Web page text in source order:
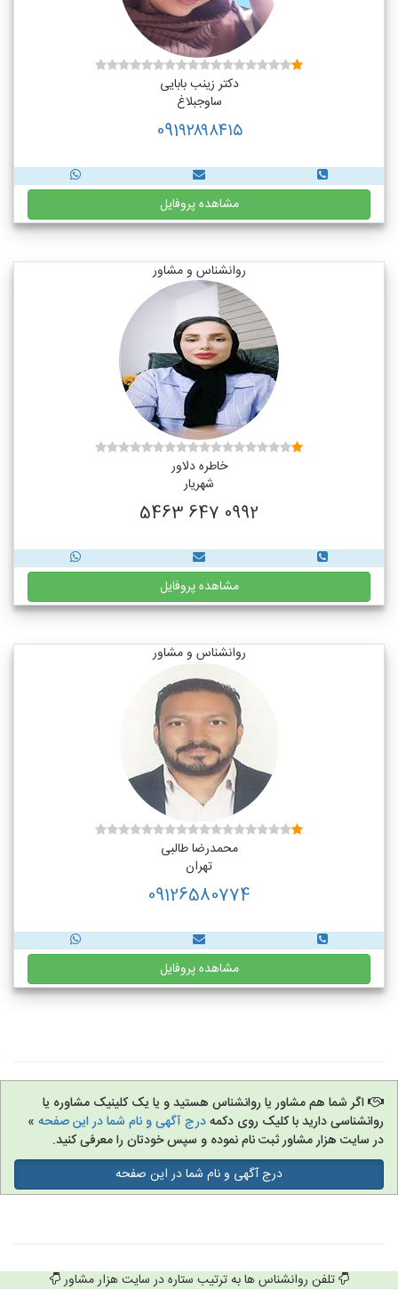
دکتر زینب بابایی
ساوجبلاغ
091۹۲۸۹۸۴۱۵
مشاهده پروفایل
روانشناس و مشاور
خاطره دلاور
شهریار
0992 647 5463
مشاهده پروفایل
روانشناس و مشاور
محمدرضا طالبی
تهران
09126580774
مشاهده پروفایل
اگر شما هم مشاور یا روانشناس هستید و یا یک کلینیک مشاوره یا
روانشناسی دارید با کلیک روی دکمهدرج آگهی و نام شما در این صفحه »
در سایت هزار مشاور ثبت نام نموده و سپس خودتان را معرفی کنید.
درج آگهی و نام شما در این صفحه
تلفن روانشناس ها به ترتیب ستاره در سایت هزار مشاور